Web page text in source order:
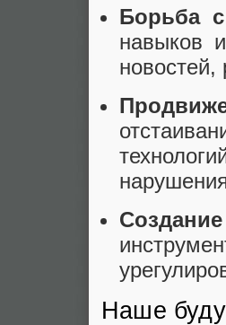
Борьба
навыков
Наше